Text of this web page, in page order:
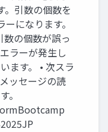
。引数の個数を
になります。
数の個数が誤っ
ラーが発生し
ます。 • 次スラ
ッセージの読
。